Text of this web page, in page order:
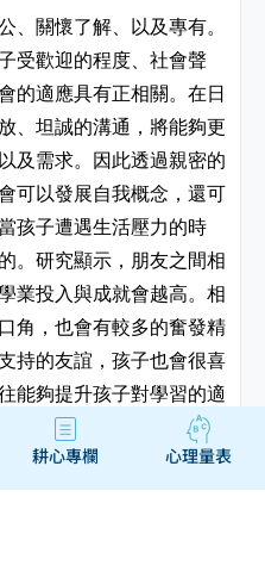
、關懷了解、以及專有。
受歡迎的程度、社會聲
的適應具有正相關。在日
、坦誠的溝通，將能夠更
及需求。因此透過親密的
可以發展自我概念，還可
孩子遭遇生活壓力的時
。研究顯示，朋友之間相
業投入與成就會越高。相
角，也會有較多的奮發精
持的友誼，孩子也會很喜
能夠提升孩子對學習的適
果孩子能和朋友維持親密
意的話，這對孩子的發展
耕心專欄 心理量表